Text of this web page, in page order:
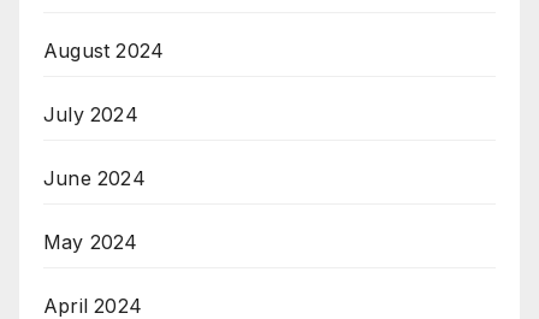
August 2024
July 2024
June 2024
May 2024
April 2024